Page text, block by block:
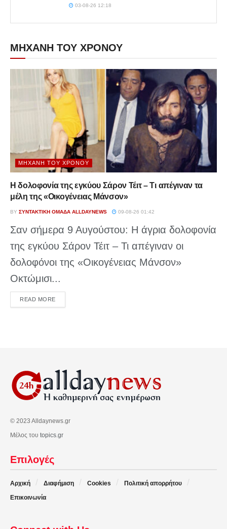
03-08-26 12:18
ΜΗΧΑΝΗ ΤΟΥ ΧΡΟΝΟΥ
ΜΗΧΑΝΉ ΤΟΥ ΧΡΌΝΟΥ
Η δολοφονία της εγκύου Σάρον Τέιτ – Τι απέγιναν τα
μέλη της «Οικογένειας Μάνσον»
BY ΣΥΝΤΑΚΤΙΚΉ ΟΜΆΔΑ ALLDAYNEWS 09-08-26 01:42
Σαν σήμερα 9 Αυγούστου: Η άγρια δολοφονία
της εγκύου Σάρον Τέιτ – Τι απέγιναν οι
δολοφόνοι της «Οικογένειας Μάνσον»
Οκτώμισι...
READ MOREDETAILS
© 2023 Alldaynews.gr
Μέλος του topics.gr
Επιλογές
Αρχική Διαφήμιση Cookies
Πολιτική απορρήτου
Επικοινωνία